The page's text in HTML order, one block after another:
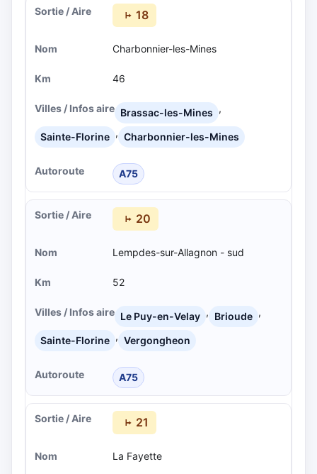
18
Charbonnier-les-Mines
46
Brassac-les-Mines ,
Sainte-Florine , Charbonnier-les-Mines
A75
20
Lempdes-sur-Allagnon - sud
52
Le Puy-en-Velay , Brioude ,
Sainte-Florine , Vergongheon
A75
21
La Fayette